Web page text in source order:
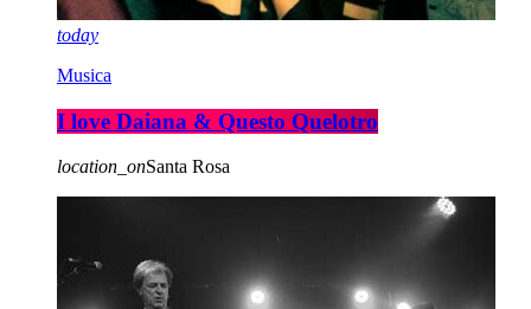
today
Musica
I love Daiana & Questo Quelotro
location_onSanta Rosa